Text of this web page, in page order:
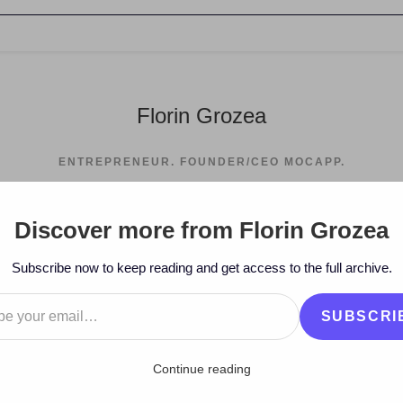
Florin Grozea
ENTREPRENEUR. FOUNDER/CEO MOCAPP.
> 2010
ideilor tale
Discover more from Florin Grozea
Subscribe now to keep reading and get access to the full archive.
Continue reading